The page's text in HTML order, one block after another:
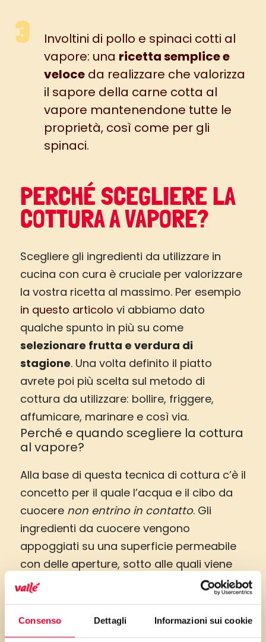
Consenso Dettagli Informazioni sui cookie
Involtini di pollo e spinaci cotti al
vapore: una ricetta semplice e
veloceda realizzare che valorizza
il sapore della carne cotta al
vapore mantenendone tutte le
proprietà, così come per gli
spinaci.
PERCHÉ SCEGLIERE LA
COTTURA A VAPORE?
Scegliere gli ingredienti da utilizzare in
cucina con cura è cruciale per valorizzare
la vostra ricetta al massimo. Per esempio
in questo articolo vi abbiamo dato
qualche spunto in più su come
selezionare frutta e verdura di
stagione. Una volta definito il piatto
avrete poi più scelta sul metodo di
cottura da utilizzare: bollire, friggere,
affumicare, marinare e così via.
Perché e quando scegliere la cottura
al vapore?
Alla base di questa tecnica di cottura c’è il
concetto per il quale l’acqua e il cibo da
cuocere non entrino in contatto. Gli
ingredienti da cuocere vengono
appoggiati su una superficie permeabile
con delle aperture, sotto alle quali viene
messa la pentola con uno strato di acqua
Quali sono i suoi punti di forza?
Non serve utilizzare olio o
sostanze grasse;